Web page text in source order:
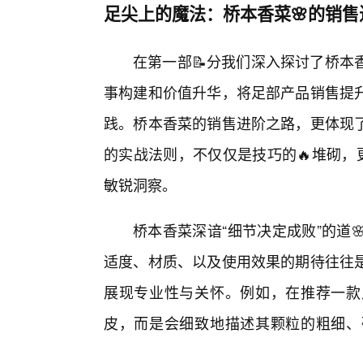
足尖上的魔法：桥本香菜🌸的销
在第一部📝分我们深入探讨了桥本
事构建和价值升华，将足部产品销售
践。桥本香菜的销售进阶之路，更体
的实战法则，不仅仅是技巧的🔥堆砌
敏锐洞察。
桥本香菜深谙“细节决定成败”的
适度、材质、以及使用效果的期待往
展现专业性与关怀。例如，在推荐一
皮，而是会细致地描述其颗粒的粗细